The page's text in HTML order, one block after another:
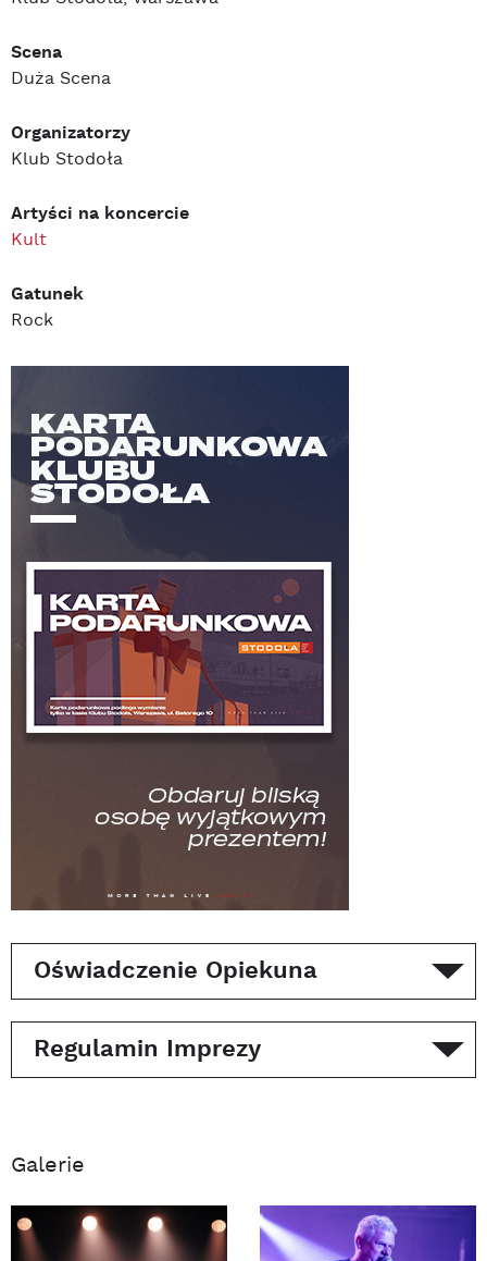
Scena
Duża Scena
Organizatorzy
Klub Stodoła
Artyści na koncercie
Kult
Gatunek
Rock
Oświadczenie Opiekuna
Regulamin Imprezy
Galerie